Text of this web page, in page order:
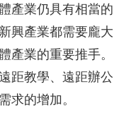
產業仍具有相當的
興產業都需要龐大
產業的重要推手。
距教學、遠距辦公
求的增加。